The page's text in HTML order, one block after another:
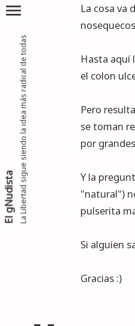
El gNudistaLa Libertad sigue siendo la idea más radical de todas
menu
La cosa va
Hasta aquí
el colon
Pero
se toman
por
Y la
"natural")
pulserita
Si alguien
Gracias :)